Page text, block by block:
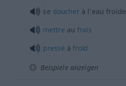
se doucherà l’eau froide
mettre aufrais
pressé à froid
Beispiele anzeigen